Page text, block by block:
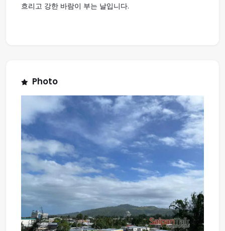
흐리고 강한 바람이 부는 날입니다.
Photo